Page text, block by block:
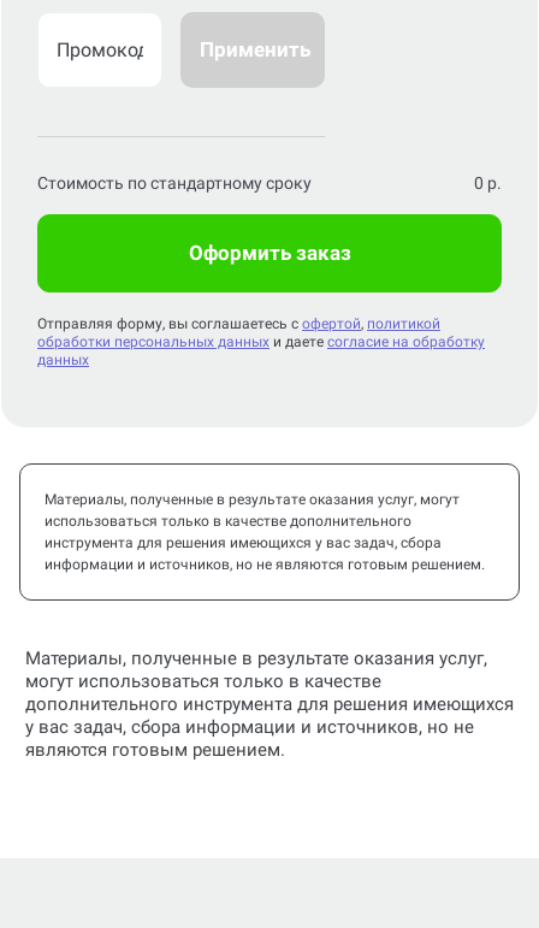
Применить
Стоимость по стандартному сроку 0 р.
Оформить заказ
Отправляя форму, вы соглашаетесь с офертой, политикой
обработки персональных данных и даете согласие на обработку
данных
Материалы, полученные в результате оказания услуг, могут
использоваться только в качестве дополнительного
инструмента для решения имеющихся у вас задач, сбора
информации и источников, но не являются готовым решением.
Материалы, полученные в результате оказания услуг,
могут использоваться только в качестве
дополнительного инструмента для решения имеющихся
у вас задач, сбора информации и источников, но не
являются готовым решением.